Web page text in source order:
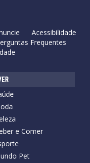
Acessibilidade
Frequentes
e Comer
Pet